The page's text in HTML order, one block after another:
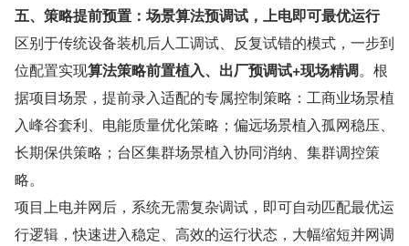
五、策略提前预置：场景算法预调试，上电即可最优运行
区别于传统设备装机后人工调试、反复试错的模式，一步到
位配置实现算法策略前置植入、出厂预调试+现场精调。根
据项目场景，提前录入适配的专属控制策略：工商业场景植
入峰谷套利、电能质量优化策略；偏远场景植入孤网稳压、
长期保供策略；台区集群场景植入协同消纳、集群调控策
略。
项目上电并网后，系统无需复杂调试，即可自动匹配最优运
行逻辑，快速进入稳定、高效的运行状态，大幅缩短并网调